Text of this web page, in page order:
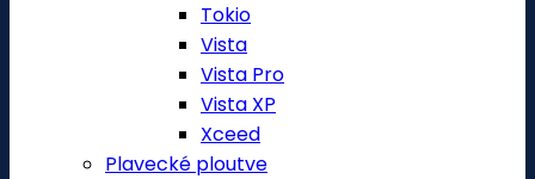
Tokio
Vista
Vista Pro
Vista XP
Xceed
Plavecké ploutve